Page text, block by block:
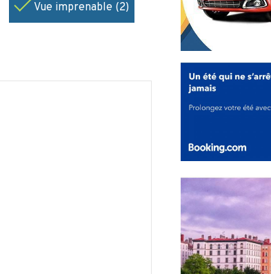
Vue imprenable (2)